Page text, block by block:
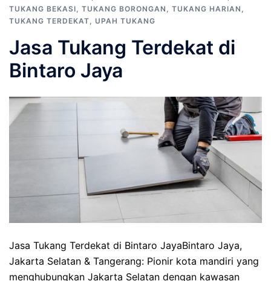
TUKANG BEKASI, TUKANG BORONGAN , TUKANG HARIAN ,
TUKANG TERDEKAT, UPAH TUKANG
Jasa Tukang Terdekat di
Bintaro Jaya
Jasa Tukang Terdekat di Bintaro JayaBintaro Jaya,
Jakarta Selatan & Tangerang: Pionir kota mandiri yang
menghubungkan Jakarta Selatan dengan kawasan